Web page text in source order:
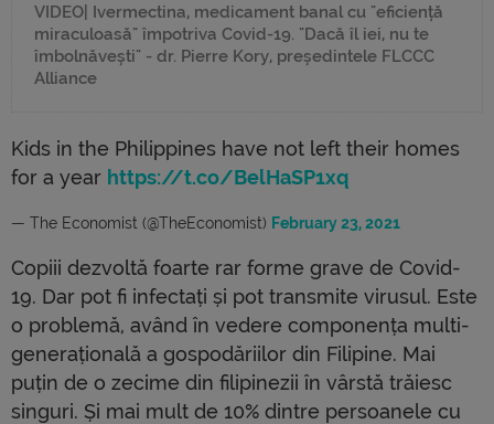
VIDEO| Ivermectina, medicament banal cu "eficiență
miraculoasă" împotriva Covid-19. "Dacă îl iei, nu te
îmbolnăvești" - dr. Pierre Kory, președintele FLCCC
Alliance
Kids in the Philippines have not left their homes
for a year https://t.co/BelHaSP1xq
— The Economist (@TheEconomist) February 23, 2021
Copiii dezvoltă foarte rar forme grave de Covid-
19. Dar pot fi infectați și pot transmite virusul. Este
o problemă, având în vedere componența multi-
generațională a gospodăriilor din Filipine. Mai
puțin de o zecime din filipinezii în vârstă trăiesc
singuri. Și mai mult de 10% dintre persoanele cu